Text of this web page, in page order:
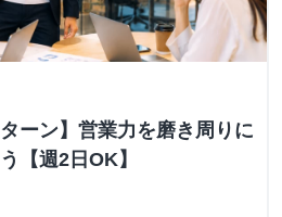
ーン】営業力を磨き周りに
【週2日OK】